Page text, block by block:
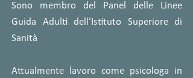
Sono membro del Panel delle Linee
Guida Adulti dell’Istituto Superiore di
Sanità
Attualmente lavoro come psicologa in